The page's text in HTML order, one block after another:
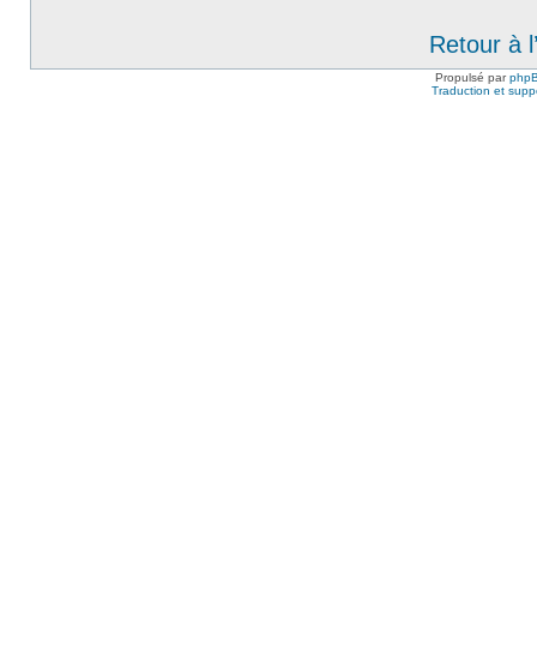
Retour à
Propulsé par
Traduction et